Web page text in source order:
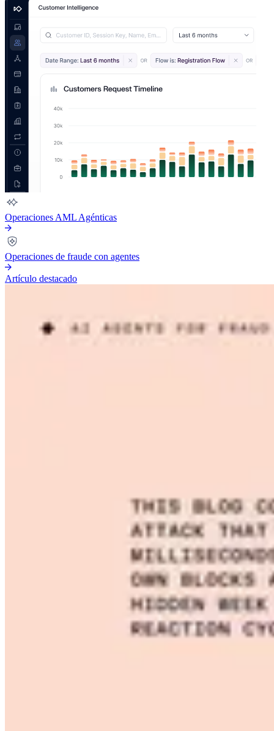
Operaciones AML Agénticas
Operaciones de fraude con agentes
Artículo destacado